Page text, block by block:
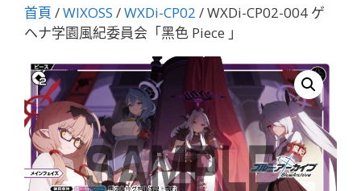
首頁 /WIXOSS /WXDi-CP02 / WXDi-CP02-004 ゲ
ヘナ学園風紀委員会「黑色 Piece 」